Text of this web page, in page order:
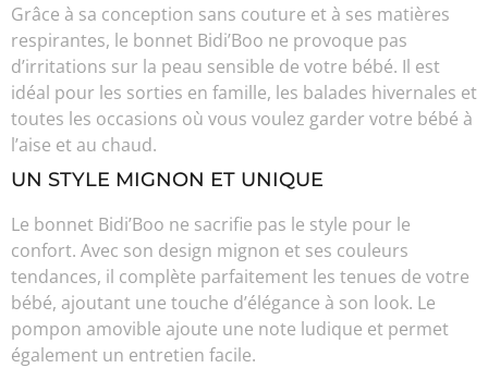
Grâce à sa conception sans couture et à ses matières
respirantes, le bonnet Bidi’Boo ne provoque pas
d’irritations sur la peau sensible de votre bébé. Il est
idéal pour les sorties en famille, les balades hivernales et
toutes les occasions où vous voulez garder votre bébé à
l’aise et au chaud.
UN STYLE MIGNON ET UNIQUE
Le bonnet Bidi’Boo ne sacrifie pas le style pour le
confort. Avec son design mignon et ses couleurs
tendances, il complète parfaitement les tenues de votre
bébé, ajoutant une touche d’élégance à son look. Le
pompon amovible ajoute une note ludique et permet
également un entretien facile.